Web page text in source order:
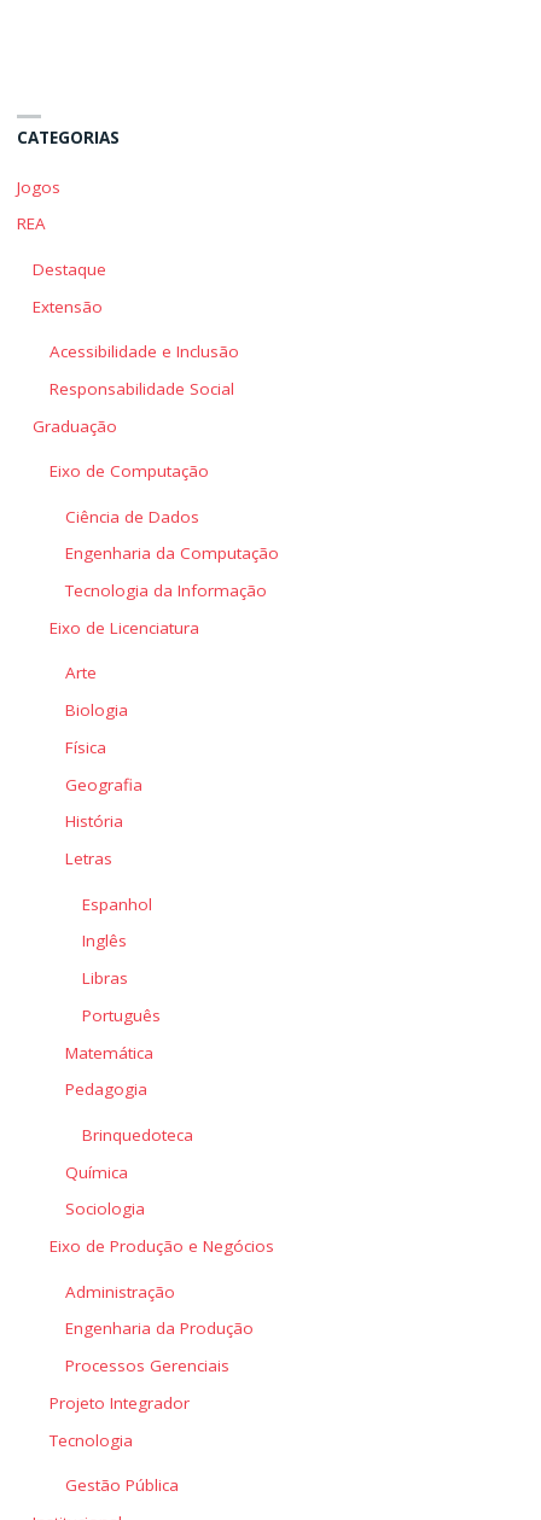
CATEGORIAS
Jogos
REA
Destaque
Extensão
Acessibilidade e Inclusão
Responsabilidade Social
Graduação
Eixo de Computação
Ciência de Dados
Engenharia da Computação
Tecnologia da Informação
Eixo de Licenciatura
Arte
Biologia
Física
Geografia
História
Letras
Espanhol
Inglês
Libras
Português
Matemática
Pedagogia
Brinquedoteca
Química
Sociologia
Eixo de Produção e Negócios
Administração
Engenharia da Produção
Processos Gerenciais
Projeto Integrador
Tecnologia
Gestão Pública